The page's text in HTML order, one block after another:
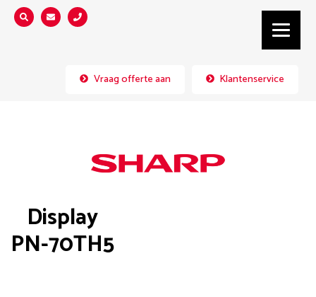
Zoeken...
Vraag offerte aan Klantenservice
Display
PN-70TH5